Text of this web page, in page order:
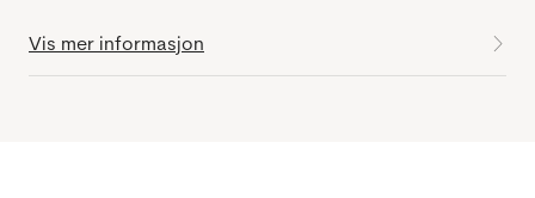
Vis mer informasjon